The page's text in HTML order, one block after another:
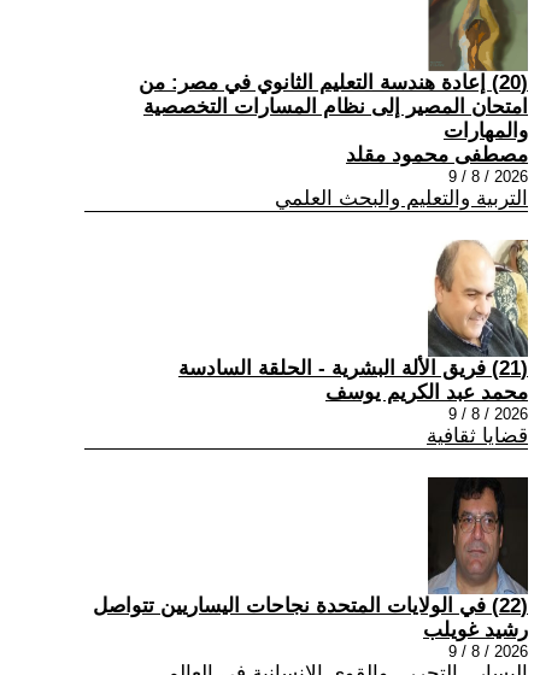
(20) إعادة هندسة التعليم الثانوي في مصر: من
امتحان المصير إلى نظام المسارات التخصصية
والمهارات
مصطفى محمود مقلد
2026 / 8 / 9
التربية والتعليم والبحث العلمي
(21) فريق الألة البشرية - الحلقة السادسة
محمد عبد الكريم يوسف
2026 / 8 / 9
قضايا ثقافية
(22) في الولايات المتحدة نجاحات اليساريين تتواصل
رشيد غويلب
2026 / 8 / 9